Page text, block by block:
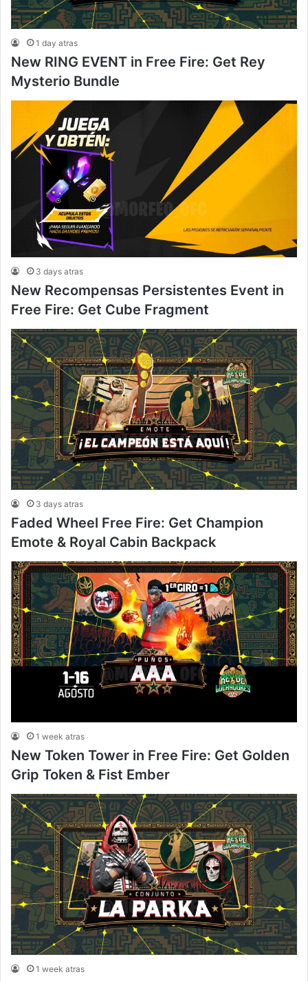
1 day atras
New RING EVENT in Free Fire: Get Rey
Mysterio Bundle
3 days atras
New Recompensas Persistentes Event in
Free Fire: Get Cube Fragment
3 days atras
Faded Wheel Free Fire: Get Champion
Emote & Royal Cabin Backpack
1 week atras
New Token Tower in Free Fire: Get Golden
Grip Token & Fist Ember
1 week atras